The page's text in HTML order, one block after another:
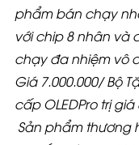
phẩm bán chạy
với chip 8 nhân và
chạy đa nhiệm vô
Giá 7.000.000/ Bộ
cấp OLEDPro trị giá
Sản phẩm thương